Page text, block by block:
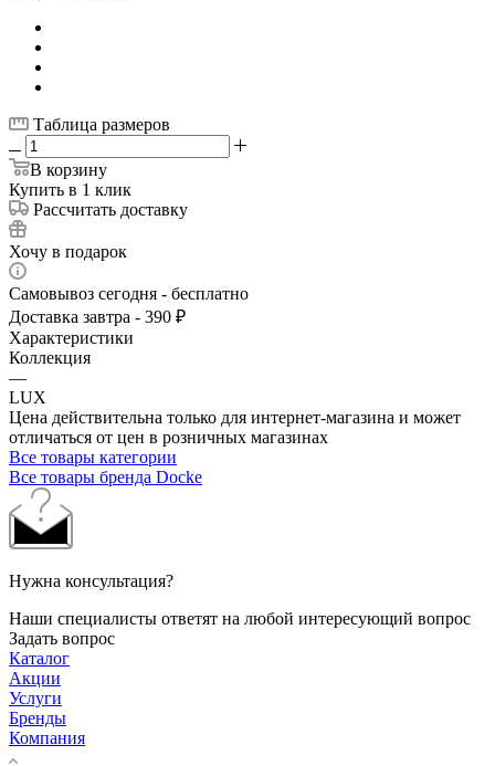
Таблица размеров
В корзину
Купить в 1 клик
Рассчитать доставку
Хочу в подарок
Самовывоз сегодня - бесплатно
Доставка завтра - 390 ₽
Характеристики
Коллекция
—
LUX
Цена действительна только для интернет-магазина и может
отличаться от цен в розничных магазинах
Все товары категории
Все товары бренда Docke
Нужна консультация?
Наши специалисты ответят на любой интересующий вопрос
Задать вопрос
Каталог
Акции
Услуги
Бренды
Компания